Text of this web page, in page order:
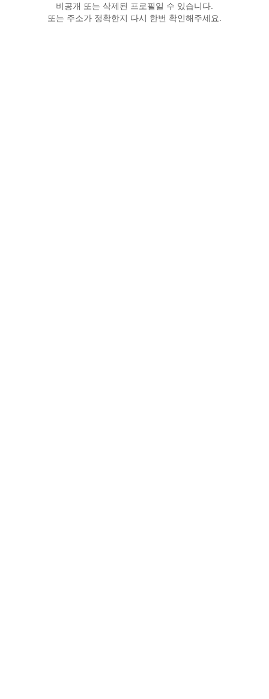
비공개 또는 삭제된 프로필일 수 있습니다.
또는 주소가 정확한지 다시 한번 확인해주세요.